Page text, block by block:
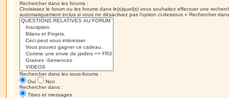
Rechercher dans les forums :
Choisissez le forum ou les forums dans le(s)quel(s) vous souhaitez effectuer une
automatiquement inclus si vous ne désactivez pas l’option ci-dessous « Rechercher
Rechercher dans les sous-forums :
Oui
Non
Rechercher dans :
Titres et messages